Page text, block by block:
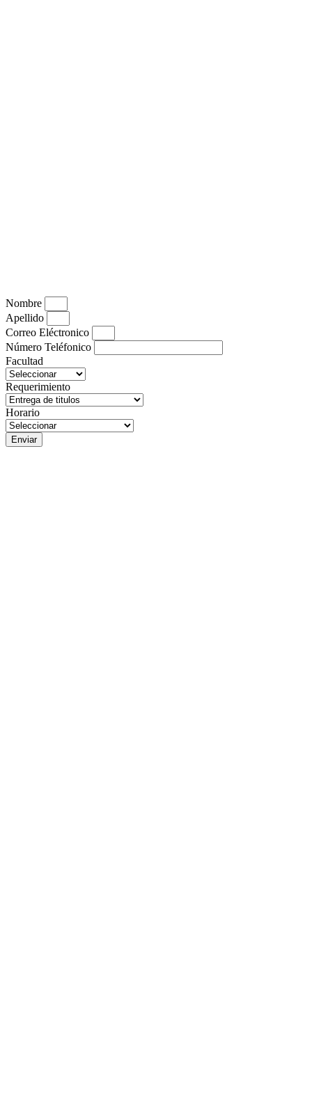
Nombre
Apellido
Correo Eléctronico
Número Teléfonico
Facultad
Requerimiento
Horario
Enviar